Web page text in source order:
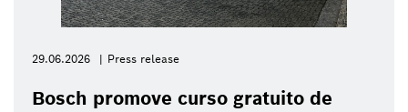
29.06.2026 Press release
Bosch promove curso gratuito de